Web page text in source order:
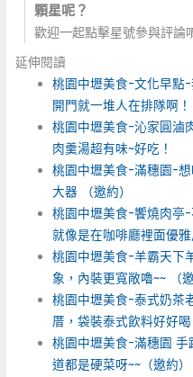
顆星呢？
歡迎一起點擊星號參與評論
延伸閱讀
桃園中壢美食-文化早點
開門就一堆人在排隊啊！
桃園中壢美食-沁家圓滷
肉羹湯超有味~好吃！
桃園中壢美食-滿穗園-
大器 （邀約）
桃園中壢美食-饗燒肉亭
就像是在咖啡廳裡面優雅
桃園中壢美食-羊霸天下
象，內裝更寬敞嚕~~ （邀
桃園中壢美食-泰式奶茶
厝，袋裝泰式飲料好好喝
桃園中壢美食-滿穗園
道都是硬菜呀~~（邀約）